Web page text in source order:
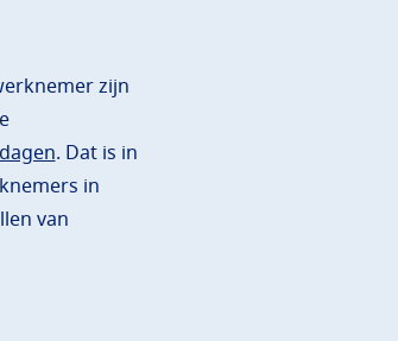
zijn
. Dat is in
in
van